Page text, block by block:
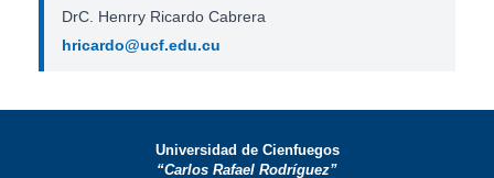
DrC. Henrry Ricardo Cabrera
hricardo@ucf.edu.cu
Universidad de Cienfuegos
“Carlos Rafael Rodríguez”